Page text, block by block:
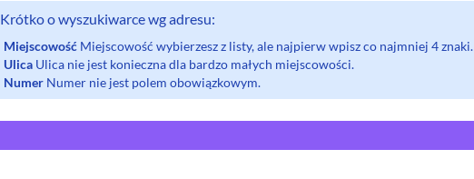
Krótko o wyszukiwarce wg adresu:
Miejscowość Miejscowość wybierzesz z listy, ale najpierw wpisz co najmniej 4 znaki.
Ulica Ulica nie jest konieczna dla bardzo małych miejscowości.
Numer Numer nie jest polem obowiązkowym.